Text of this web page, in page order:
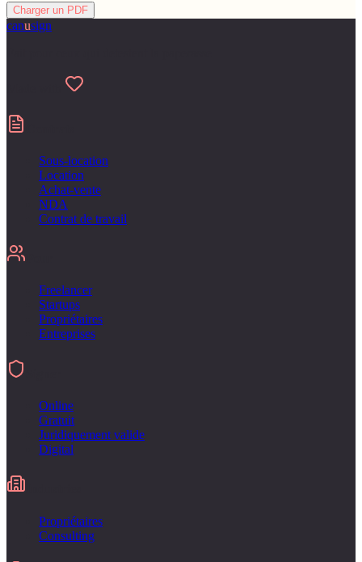
Charger un PDF
canusign
Sous-location
Location
Achat-vente
NDA
Contrat de travail
Freelancer
Startups
Propriétaires
Entreprises
Online
Gratuit
Juridiquement valide
Digital
Propriétaires
Consulting